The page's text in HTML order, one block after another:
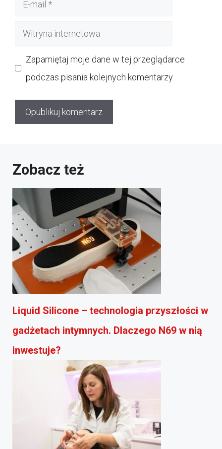
Witryna
Zapamiętaj moje dane w tej przeglądarce
podczas pisania kolejnych komentarzy.
Zobacz też
Liquid Silicone – technologia przyszłości w
gadżetach intymnych. Dlaczego N69 w nią
inwestuje?